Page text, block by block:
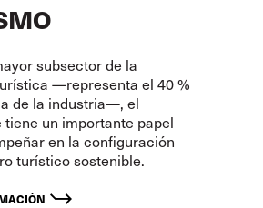
subsector de la
—representa el 40 %
de la industria—, el
un importante papel
en la configuración
turístico sostenible.